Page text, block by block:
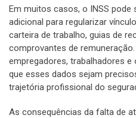
Em muitos casos, o INSS
adicional para regularizar
carteira de trabalho, guias de
comprovantes de
empregadores, trabalhadores e
que esses dados sejam
trajetória profissional do
As consequências da falta de